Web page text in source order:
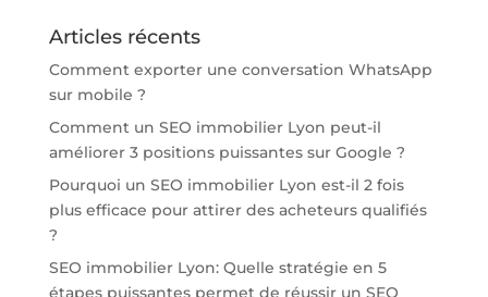
Articles récents
Comment exporter une conversation WhatsApp
sur mobile ?
Comment un SEO immobilier Lyon peut-il
améliorer 3 positions puissantes sur Google ?
Pourquoi un SEO immobilier Lyon est-il 2 fois
plus efficace pour attirer des acheteurs qualifiés
?
SEO immobilier Lyon: Quelle stratégie en 5
étapes puissantes permet de réussir un SEO